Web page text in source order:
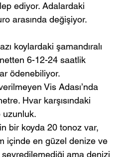
ediyor. Adalardaki
arasında değişiyor.
koylardaki şamandıralı
6-12-24 saatlik
ödenebiliyor.
Vis Adası’nda
Hvar karşısındaki
uzunluk.
bir koyda 20 tonoz var,
içinde en güzel denize ve
seyredilemediği ama denizi